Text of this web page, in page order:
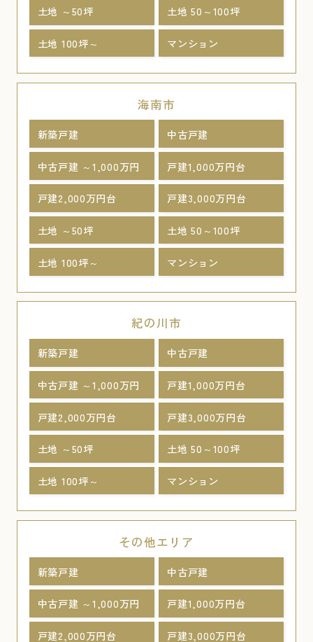
土地 ～50坪 土地 50～100坪
土地 100坪～ マンション
海南市
新築戸建 中古戸建
中古戸建 ～1,000万円 戸建1,000万円台
戸建2,000万円台 戸建3,000万円台
土地 ～50坪 土地 50～100坪
土地 100坪～ マンション
紀の川市
新築戸建 中古戸建
中古戸建 ～1,000万円 戸建1,000万円台
戸建2,000万円台 戸建3,000万円台
土地 ～50坪 土地 50～100坪
土地 100坪～ マンション
その他エリア
新築戸建 中古戸建
中古戸建 ～1,000万円 戸建1,000万円台
戸建2,000万円台 戸建3,000万円台